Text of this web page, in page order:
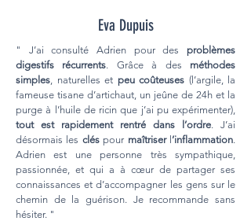
Eva Dupuis
" J’ai consulté Adrien pour des problèmes
digestifs récurrents. Grâce à des méthodes
simples , naturelles et peu coûteuses (l’argile, la
fameuse tisane d’artichaut, un jeûne de 24h et la
purge à l’huile de ricin que j’ai pu expérimenter),
tout est rapidement rentré dans l’ordre. J’ai
désormais les cléspour maîtriserl’inflammation.
Adrien est une personne très sympathique,
passionnée, et qui a à cœur de partager ses
connaissances et d’accompagner les gens sur le
chemin de la guérison. Je recommande sans
hésiter. "